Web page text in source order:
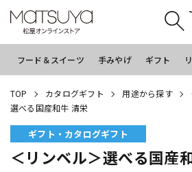
フード＆スイーツ 手みやげ ギフト
TOP カタログギフト 用途から探す
選べる国産和牛 清栄
ギフト・カタログギフト
＜リンベル＞選べる国産